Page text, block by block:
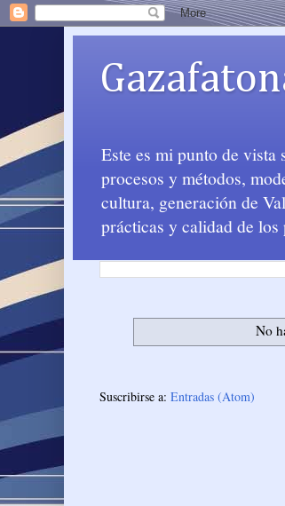
Este es mi punto de
procesos y métodos,
cultura, generación de
prácticas y calidad de
No
Suscribirse a: Entradas (Atom)